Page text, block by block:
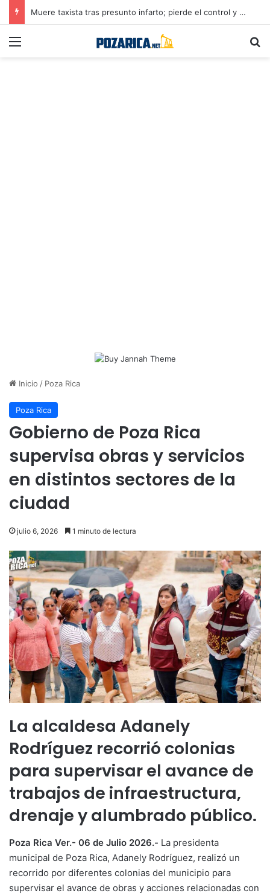
Muere taxista tras presunto infarto; pierde el control y provoca accidente en Poza Rica
Menú
Inicio / Poza Rica
Poza Rica
Gobierno de Poza Rica
supervisa obras y servicios
en distintos sectores de la
ciudad
julio 6, 2026 1 minuto de lectura
La alcaldesa Adanely
Rodríguez recorrió colonias
para supervisar el avance de
trabajos de infraestructura,
drenaje y alumbrado público.
Poza Rica Ver.- 06 de Julio 2026.- La presidenta
municipal de Poza Rica, Adanely Rodríguez, realizó un
recorrido por diferentes colonias del municipio para
supervisar el avance de obras y acciones relacionadas con